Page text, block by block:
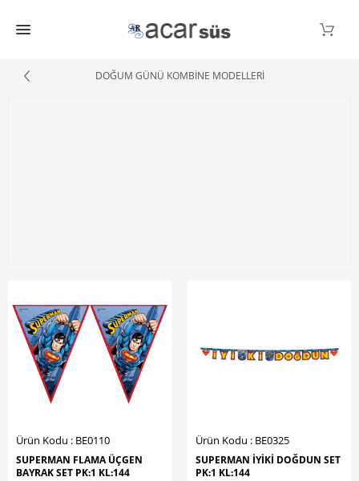
DOĞUM GÜNÜ KOMBİNE MODELLERİ
Ürün Kodu : BE0110
SUPERMAN FLAMA ÜÇGEN
BAYRAK SET PK:1 KL:144
Ürün Kodu : BE0325
SUPERMAN İYİKİ DOĞDUN SET
PK:1 KL:144